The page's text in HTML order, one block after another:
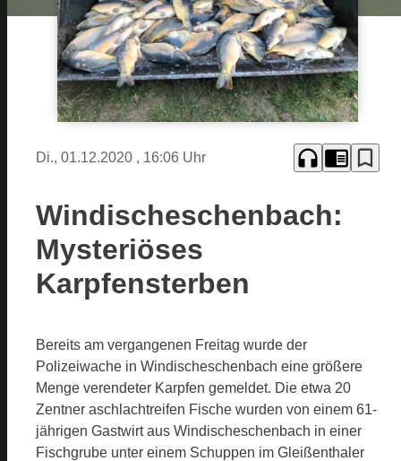
Di., 01.12.2020 , 16:06 Uhr headphones chrome_reader_mode bookmark_border
Windischeschenbach:
Mysteriöses
Karpfensterben
Bereits am vergangenen Freitag wurde der
Polizeiwache in Windischeschenbach eine größere
Menge verendeter Karpfen gemeldet. Die etwa 20
Zentner aschlachtreifen Fische wurden von einem 61-
jährigen Gastwirt aus Windischeschenbach in einer
Fischgrube unter einem Schuppen im Gleißenthaler